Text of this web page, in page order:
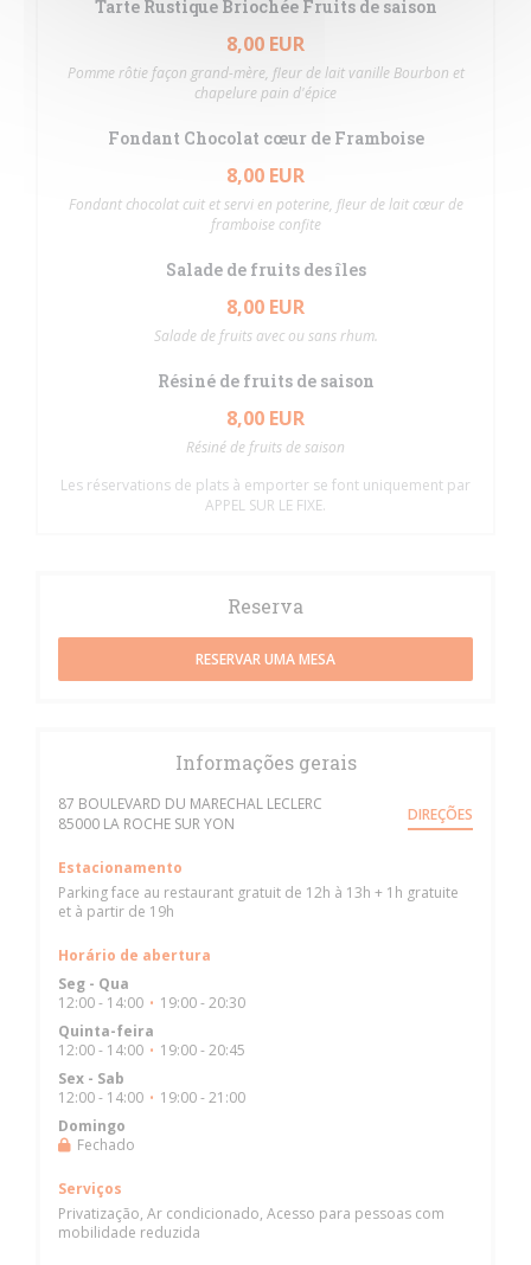
Tarte Rustique Briochée Fruits de saison
8,00 EUR
Pomme rôtie façon grand-mère, fleur de lait vanille Bourbon et
chapelure pain d'épice
Fondant Chocolat cœur de Framboise
8,00 EUR
Fondant chocolat cuit et servi en poterine, fleur de lait cœur de
framboise confite
Salade de fruits des îles
8,00 EUR
Salade de fruits avec ou sans rhum.
Résiné de fruits de saison
8,00 EUR
Résiné de fruits de saison
Les réservations de plats à emporter se font uniquement par
APPEL SUR LE FIXE.
Reserva
RESERVAR UMA MESA
Informações gerais
87 BOULEVARD DU MARECHAL LECLERC
85000 LA ROCHE SUR YON
DIREÇÕES
Estacionamento
Parking face au restaurant gratuit de 12h à 13h + 1h gratuite
et à partir de 19h
Horário de abertura
Seg - Qua
12:00 - 14:00 • 19:00 - 20:30
Quinta-feira
12:00 - 14:00 • 19:00 - 20:45
Sex - Sab
12:00 - 14:00 • 19:00 - 21:00
Domingo
Fechado
Serviços
Privatização, Ar condicionado, Acesso para pessoas com
mobilidade reduzida